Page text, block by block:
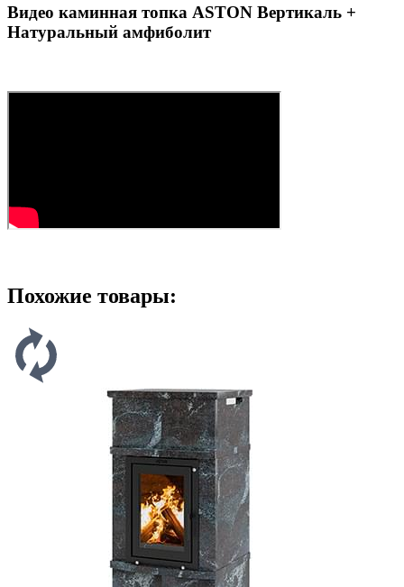
Видео каминная топка ASTON Вертикаль +
Натуральный амфиболит
Похожие товары: